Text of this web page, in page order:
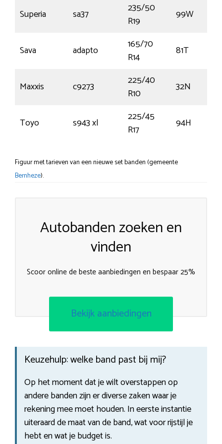
Superia sa37
235/50
R19
99W
Sava adapto
165/70
R14
81T
Maxxis c9273
225/40
R10
32N
Toyo s943 xl
225/45
R17
94H
Figuur met tarieven van een nieuwe set banden (gemeente
Bernheze).
Autobanden zoeken en
vinden
Scoor online de beste aanbiedingen en bespaar 25%
Bekijk aanbiedingen
Keuzehulp: welke band past bij mij?
Op het moment dat je wilt overstappen op
andere banden zijn er diverse zaken waar je
rekening mee moet houden. In eerste instantie
uiteraard de maat van de band, wat voor rijstijl je
hebt en wat je budget is.